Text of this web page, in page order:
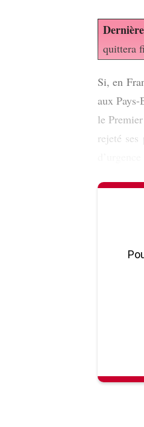
quittera
Si, en
aux
le
rejeté